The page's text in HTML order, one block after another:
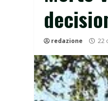
redazione 22